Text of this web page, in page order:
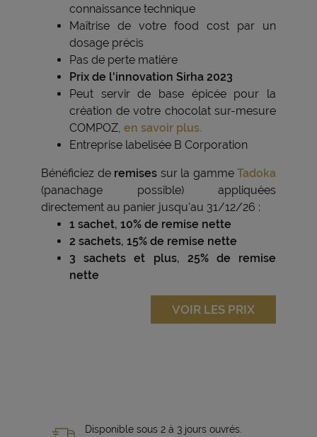
connaissance technique
Maîtrise de votre food cost par un
dosage précis
Pas de perte matière
Prix de l'innovation Sirha 2023
Peut servir de base épicée pour la
création de votre chocolat sur-mesure
COMPOZ, en savoir plus.
Entreprise labelisée B Corporation
Bénéficiez de remises sur la gamme Tadoka
(panachage possible) appliquées
directement au panier jusqu'au 31/12/26 :
1 sachet, 10% de remise nette
2 sachets, 15% de remise nette
3 sachets et plus, 25% de remise
nette
VOIR LES PRIX
Disponible sous 2 à 3 jours ouvrés.